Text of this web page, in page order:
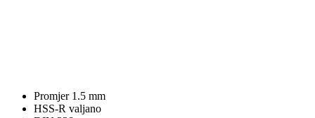
Promjer 1.5 mm
HSS-R valjano